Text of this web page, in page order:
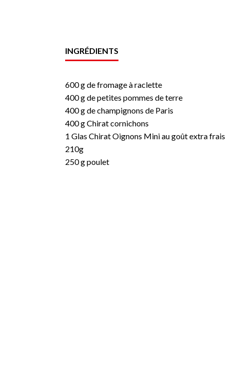
INGRÉDIENTS
600 g de fromage à raclette
400 g de petites pommes de terre
400 g de champignons de Paris
400 g Chirat cornichons
1 Glas Chirat Oignons Mini au goût extra frais
210g
250 g poulet